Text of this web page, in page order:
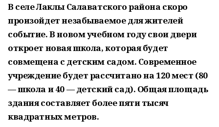
В селе Лаклы Салаватского района скоро
произойдет незабываемое для жителей
событие. В новом учебном году свои двери
откроет новая школа, которая будет
совмещена с детским садом. Современное
учреждение будет рассчитано на 120 мест (80
— школа и 40 — детский сад). Общая площадь
здания составляет более пяти тысяч
квадратных метров.